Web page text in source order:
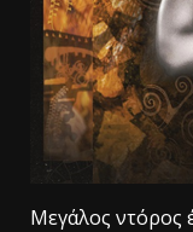
Μεγάλος ντόρος